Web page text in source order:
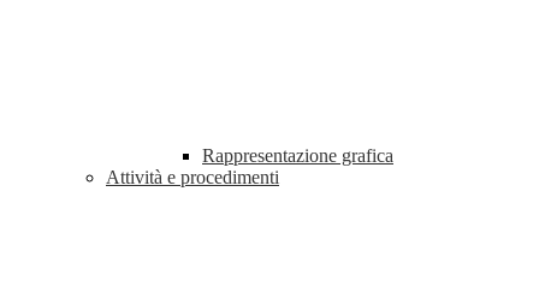
Rappresentazione grafica
Attività e procedimenti